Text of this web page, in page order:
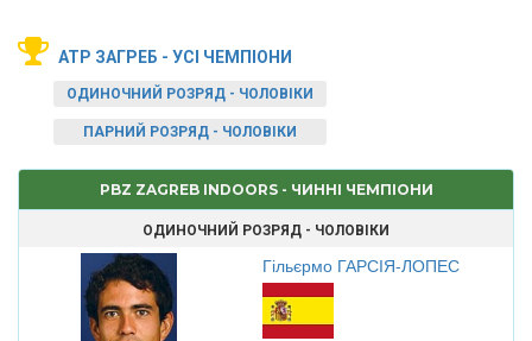
ATP ЗАГРЕБ - УСІ ЧЕМПІОНИ
ОДИНОЧНИЙ РОЗРЯД - ЧОЛОВІКИ
ПАРНИЙ РОЗРЯД - ЧОЛОВІКИ
PBZ ZAGREB INDOORS - ЧИННІ ЧЕМПІОНИ
ОДИНОЧНИЙ РОЗРЯД - ЧОЛОВІКИ
Гільєрмо ГАРСІЯ-ЛОПЕС